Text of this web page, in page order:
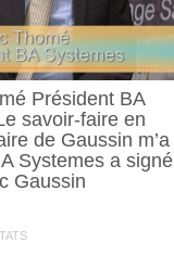
Président BA
savoir-faire en
de Gaussin m’a
Systemes a signé
Gaussin